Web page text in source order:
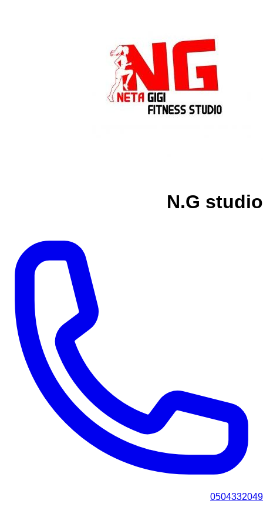
N.G studio
0504332049